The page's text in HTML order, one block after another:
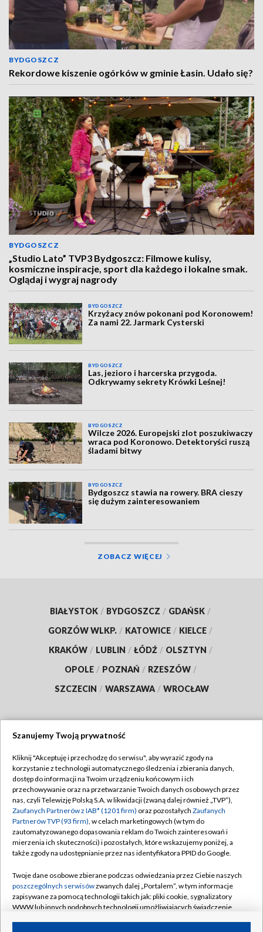
BYDGOSZCZ
Rekordowe kiszenie ogórków w gminie Łasin. Udało się?
BYDGOSZCZ
„Studio Lato” TVP3 Bydgoszcz: Filmowe kulisy,
kosmiczne inspiracje, sport dla każdego i lokalne smak.
Oglądaj i wygraj nagrody
BYDGOSZCZ
Krzyżacy znów pokonani pod Koronowem!
Za nami 22. Jarmark Cysterski
BYDGOSZCZ
Las, jezioro i harcerska przygoda.
Odkrywamy sekrety Krówki Leśnej!
BYDGOSZCZ
Wilcze 2026. Europejski zlot poszukiwaczy
wraca pod Koronowo. Detektoryści ruszą
śladami bitwy
BYDGOSZCZ
Bydgoszcz stawia na rowery. BRA cieszy
się dużym zainteresowaniem
ZOBACZ WIĘCEJ
BIAŁYSTOK / BYDGOSZCZ / GDAŃSK /
GORZÓW WLKP. / KATOWICE / KIELCE /
KRAKÓW / LUBLIN / ŁÓDŹ / OLSZTYN /
OPOLE / POZNAŃ / RZESZÓW /
SZCZECIN / WARSZAWA / WROCŁAW
TVP
Abonament TVP
Emisja w TVP
Centrum informacji TVP
Naziemna Telewizja Cyfrowa
Rada Programowa
System NOS
Informacje o nadawcy
Regulamin TVP
Polityka prywatności
Moje zgody
Pomoc
Kontakt
Kanały
Szanujemy Twoją prywatność
Kliknij "Akceptuję i przechodzę do serwisu", aby wyrazić zgody na
korzystanie z technologii automatycznego śledzenia i zbierania danych,
dostęp do informacji na Twoim urządzeniu końcowym i ich
przechowywanie oraz na przetwarzanie Twoich danych osobowych przez
nas, czyli Telewizję Polską S.A. w likwidacji (zwaną dalej również „TVP”),
Zaufanych Partnerów z IAB* (1201 firm) oraz pozostałych Zaufanych
Partnerów TVP (93 firm), w celach marketingowych (w tym do
zautomatyzowanego dopasowania reklam do Twoich zainteresowań i
mierzenia ich skuteczności) i pozostałych, które wskazujemy poniżej, a
także zgody na udostępnianie przez nas identyfikatora PPID do Google.
Twoje dane osobowe zbierane podczas odwiedzania przez Ciebie naszych
poszczególnych serwisówzwanych dalej „Portalem”, w tym informacje
zapisywane za pomocą technologii takich jak: pliki cookie, sygnalizatory
WWW lub innych podobnych technologii umożliwiających świadczenie